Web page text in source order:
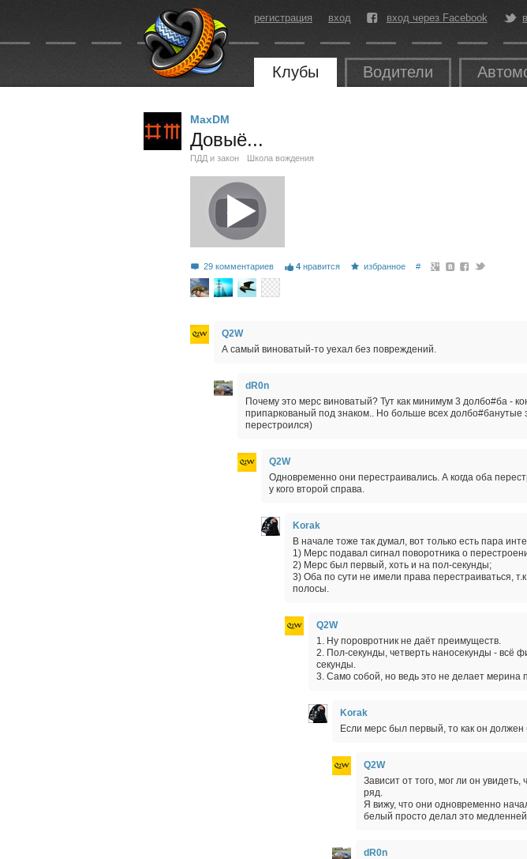
регистрация вход вход через Facebook
Клубы Водители
MaxDM
Довыё...
ПДД и закон Школа вождения
29 комментариев 4 нравится избранное #
Q2W
А самый виноватый-то уехал без повреждений.
dR0n
Почему это мерс виноватый? Тут как минимум 3 долбо#ба -
припаркованый под знаком.. Но больше всех долбо#банутые
перестроился)
Q2W
Одновременно они перестраивались. А когда оба
у кого второй справа.
Korak
В начале тоже так думал, вот только есть пара
1) Мерс подавал сигнал поворотника о
2) Мерс был первый, хоть и на пол-секунды;
3) Оба по сути не имели права перестраиваться,
полосы.
Q2W
1. Ну поровротник не даёт преимуществ.
2. Пол-секунды, четверть наносекунды - всё
секунды.
3. Само собой, но ведь это не делает мерина
Korak
Если мерс был первый, то как он
Q2W
Зависит от того, мог ли он
ряд.
Я вижу, что они одновременно
белый просто делал это
dR0n